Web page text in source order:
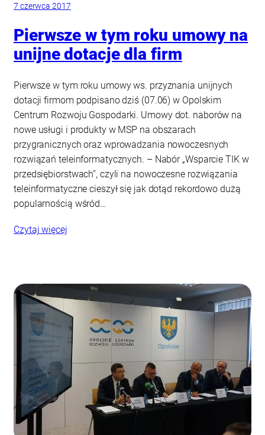
7 czerwca 2017
Pierwsze w tym roku umowy na
unijne dotacje dla firm
Pierwsze w tym roku umowy ws. przyznania unijnych
dotacji firmom podpisano dziś (07.06) w Opolskim
Centrum Rozwoju Gospodarki. Umowy dot. naborów na
nowe usługi i produkty w MSP na obszarach
przygranicznych oraz wprowadzania nowoczesnych
rozwiązań teleinformatycznych. – Nabór „Wsparcie TIK w
przedsiębiorstwach”, czyli na nowoczesne rozwiązania
teleinformatyczne cieszył się jak dotąd rekordowo dużą
popularnością wśród…
Czytaj więcej